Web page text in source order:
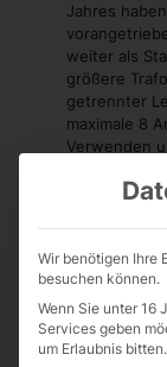
Jahres
weiter als
größere
getrennter
maximale 8
Verwenden
jeodch
Für
Wir benötigen Ihre
besuchen können.
Wenn Sie unter 16
Services geben
um Erlaubnis bitten.